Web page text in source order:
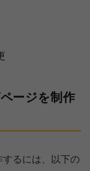
ージを制作
るには、以下の